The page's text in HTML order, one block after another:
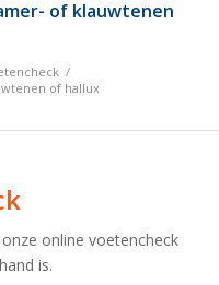
of klauwtenen
/
of hallux
online voetencheck
is.